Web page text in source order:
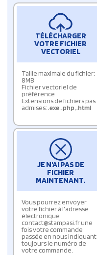
TÉLÉCHARGER
VOTRE FICHIER
VECTORIEL
Taille maximale du fichier:
8MB
Fichier vectoriel de
préférence
Extensions de fichiers pas
admises:.exe,.php,.html
JE N'AI PAS DE
FICHIER
MAINTENANT.
Vous pourrez envoyer
votre fichier à l'adresse
électronique
contact@stampasi.fr une
fois votre commande
passée en nous indiquant
toujours le numéro de
votre commande.